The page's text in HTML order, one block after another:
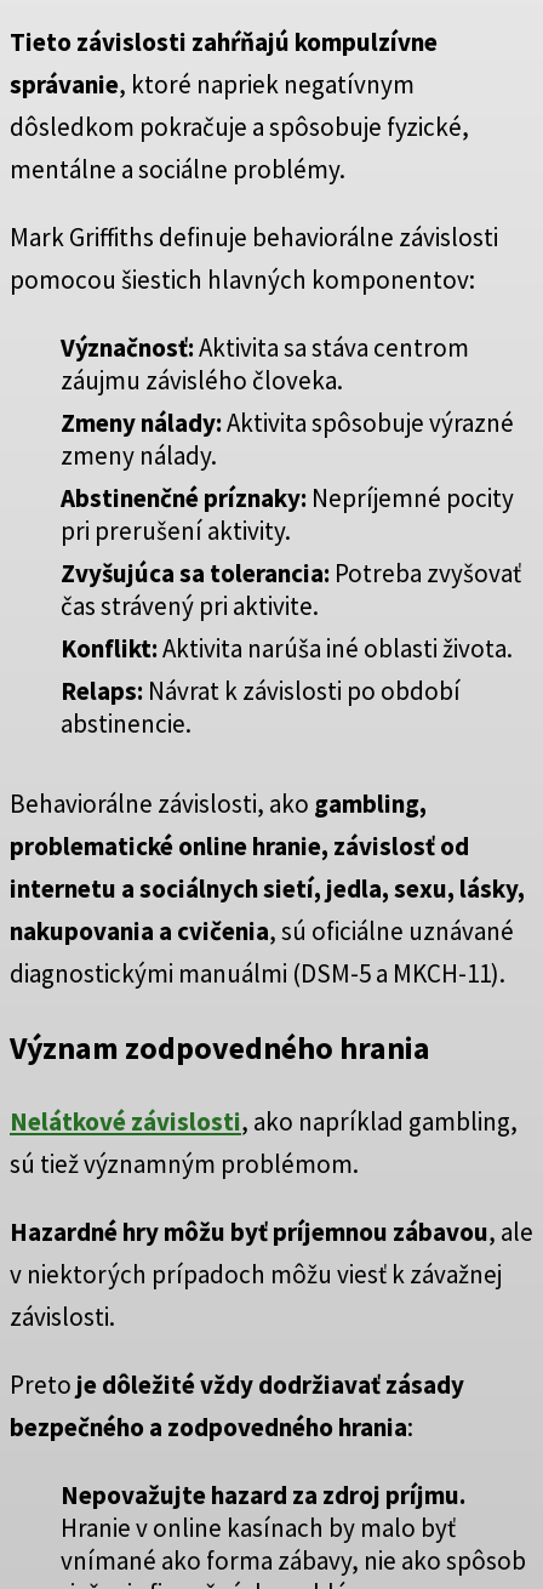
Tieto závislosti zahŕňajú kompulzívne
správanie, ktoré napriek negatívnym
dôsledkom pokračuje a spôsobuje fyzické,
mentálne a sociálne problémy.
Mark Griffiths definuje behaviorálne závislosti
pomocou šiestich hlavných komponentov:
Význačnosť:Aktivita sa stáva centrom
záujmu závislého človeka.
Zmeny nálady:Aktivita spôsobuje výrazné
zmeny nálady.
Abstinenčné príznaky: Nepríjemné pocity
pri prerušení aktivity.
Zvyšujúca sa tolerancia: Potreba zvyšovať
čas strávený pri aktivite.
Konflikt:Aktivita narúša iné oblasti života.
Relaps: Návrat k závislosti po období
abstinencie.
Behaviorálne závislosti, ako gambling,
problematické online hranie, závislosť od
internetu a sociálnych sietí, jedla, sexu, lásky,
nakupovania a cvičenia, sú oficiálne uznávané
diagnostickými manuálmi (DSM-5 a MKCH-11).
Význam zodpovedného hrania
Nelátkové závislosti, ako napríklad gambling,
sú tiež významným problémom.
Hazardné hrymôžu byť príjemnou zábavou, ale
v niektorých prípadoch môžu viesť k závažnej
závislosti.
Preto je dôležité vždy dodržiavať zásady
bezpečného a zodpovedného hrania:
Nepovažujte hazard za zdroj príjmu.
Hranie v online kasínach by malo byť
vnímané ako forma zábavy, nie ako spôsob